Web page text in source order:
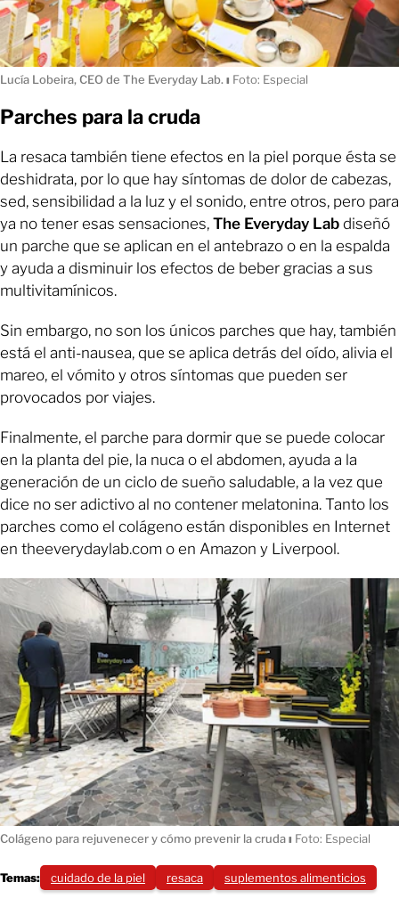
Lucía Lobeira, CEO de The Everyday Lab.ı Foto: Especial
Parches para la cruda
La resaca también tiene efectos en la piel porque ésta se
deshidrata, por lo que hay síntomas de dolor de cabezas,
sed, sensibilidad a la luz y el sonido, entre otros, pero para
ya no tener esas sensaciones, The Everyday Lab diseñó
un parche que se aplican en el antebrazo o en la espalda
y ayuda a disminuir los efectos de beber gracias a sus
multivitamínicos.
Sin embargo, no son los únicos parches que hay, también
está el anti-nausea, que se aplica detrás del oído, alivia el
mareo, el vómito y otros síntomas que pueden ser
provocados por viajes.
Finalmente, el parche para dormir que se puede colocar
en la planta del pie, la nuca o el abdomen, ayuda a la
generación de un ciclo de sueño saludable, a la vez que
dice no ser adictivo al no contener melatonina. Tanto los
parches como el colágeno están disponibles en Internet
en theeverydaylab.com o en Amazon y Liverpool.
Colágeno para rejuvenecer y cómo prevenir la crudaı Foto: Especial
Temas: cuidado de la piel resaca suplementos alimenticios